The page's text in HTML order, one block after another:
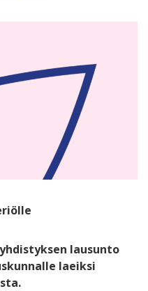
lausunto
laeiksi